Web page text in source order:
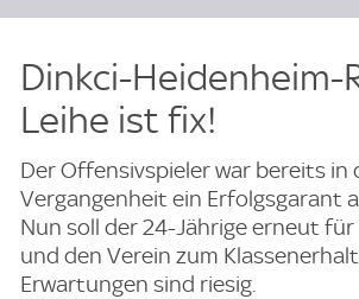
Dinkci-Heidenheim-
Leihe ist fix!
Der Offensivspieler war bereits in
Vergangenheit ein Erfolgsgarant
Nun soll der 24-Jährige erneut für
und den Verein zum
Erwartungen sind riesig.